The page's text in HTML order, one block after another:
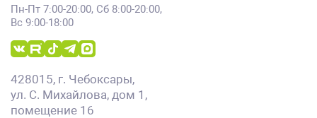
Пн-Пт 7:00-20:00, Сб 8:00-20:00,
Вс 9:00-18:00
428015, г. Чебоксары,
ул. С. Михайлова, дом 1,
помещение 16